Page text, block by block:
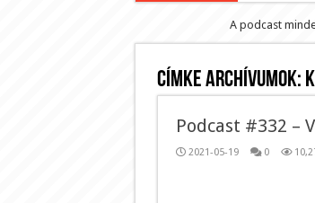
E-cigi
Android
Párásító
A podcast
Címke archívumok:
Podcast #332 –
2021-05-19 0